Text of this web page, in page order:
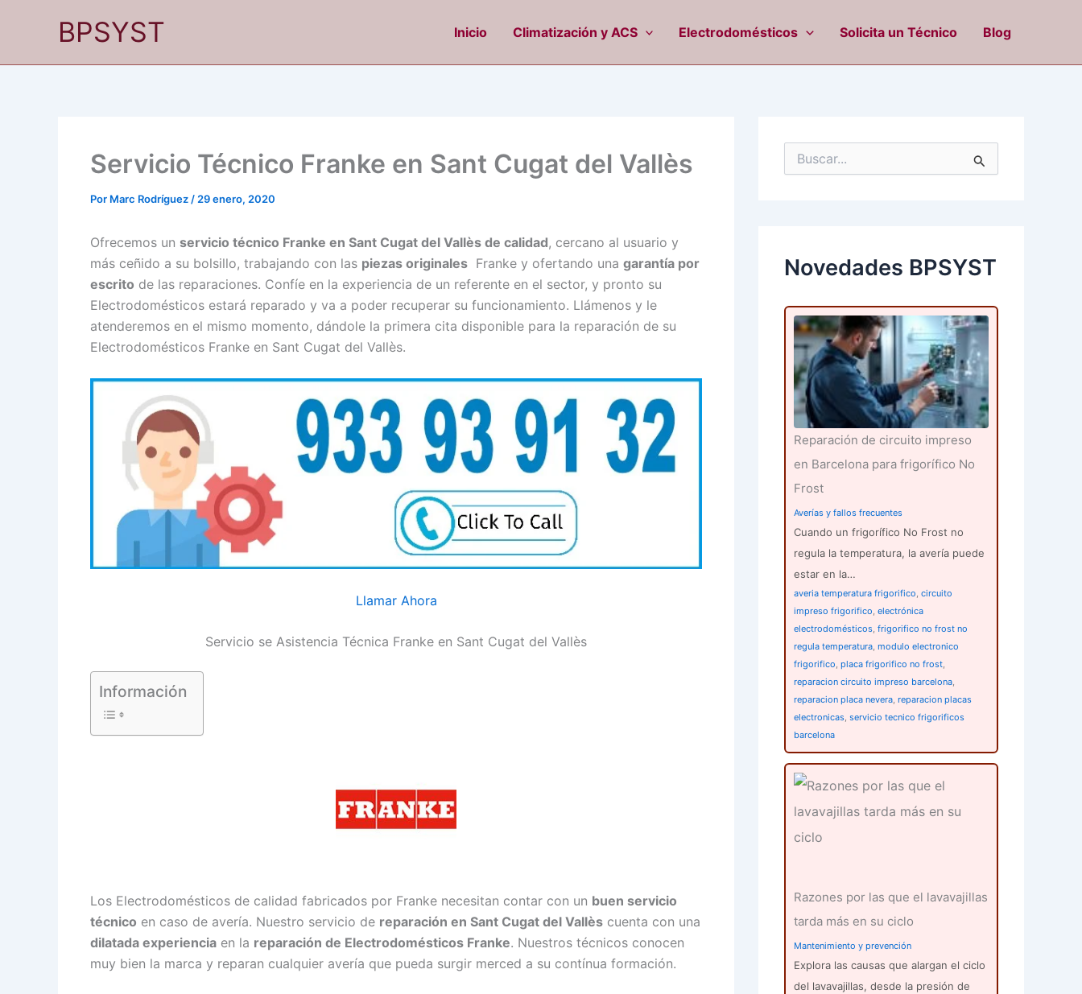
BPSYST Inicio Climatización y ACS Electrodomésticos Solicita un Técnico Blog
Servicio Técnico Franke en Sant Cugat del Vallès
Por Marc Rodríguez / 29 enero, 2020
Ofrecemos un servicio técnico Franke en Sant Cugat del Vallès de calidad, cercano al usuario y
más ceñido a su bolsillo, trabajando con las piezas originales Franke y ofertando una garantía por
escrito de las reparaciones. Confíe en la experiencia de un referente en el sector, y pronto su
Electrodomésticos estará reparado y va a poder recuperar su funcionamiento. Llámenos y le
atenderemos en el mismo momento, dándole la primera cita disponible para la reparación de su
Electrodomésticos Franke en Sant Cugat del Vallès.
Llamar Ahora
Servicio se Asistencia Técnica Franke en Sant Cugat del Vallès
Información
Los Electrodomésticos de calidad fabricados por Franke necesitan contar con un buen servicio
técnico en caso de avería. Nuestro servicio de reparación en Sant Cugat del Vallès cuenta con una
dilatada experiencia en la reparación de Electrodomésticos Franke. Nuestros técnicos conocen
muy bien la marca y reparan cualquier avería que pueda surgir merced a su contínua formación.
o
rNovedades BPSYST
Reparación de circuito impreso
en Barcelona para frigorífico No
Frost
Averías y fallos frecuentes
Cuando un frigorífico No Frost no
regula la temperatura, la avería puede
estar en la…
averia temperatura frigorifico, circuito
impreso frigorifico, electrónica
electrodomésticos, frigorifico no frost no
regula temperatura, modulo electronico
frigorifico, placa frigorifico no frost,
reparacion circuito impreso barcelona,
reparacion placa nevera, reparacion placas
electronicas, servicio tecnico frigorificos
barcelona
Razones por las que el lavavajillas
tarda más en su ciclo
Mantenimiento y prevención
Explora las causas que alargan el ciclo
del lavavajillas, desde la presión de